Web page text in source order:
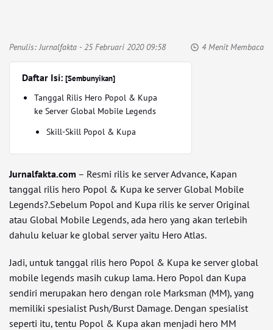
Penulis:Jurnalfakta - 25 Februari 2020 09:58 4 Menit Membaca
Daftar Isi: [Sembunyikan]
Tanggal Rilis Hero Popol & Kupa
ke Server Global Mobile Legends
Skill-Skill Popol & Kupa
Jurnalfakta.com – Resmi rilis ke server Advance, Kapan
tanggal rilis hero Popol & Kupa ke server Global Mobile
Legends?.Sebelum Popol and Kupa rilis ke server Original
atau Global Mobile Legends, ada hero yang akan terlebih
dahulu keluar ke global server yaitu Hero Atlas.
Jadi, untuk tanggal rilis hero Popol & Kupa ke server global
mobile legends masih cukup lama. Hero Popol dan Kupa
sendiri merupakan hero dengan role Marksman (MM), yang
memiliki spesialist Push/Burst Damage. Dengan spesialist
seperti itu, tentu Popol & Kupa akan menjadi hero MM